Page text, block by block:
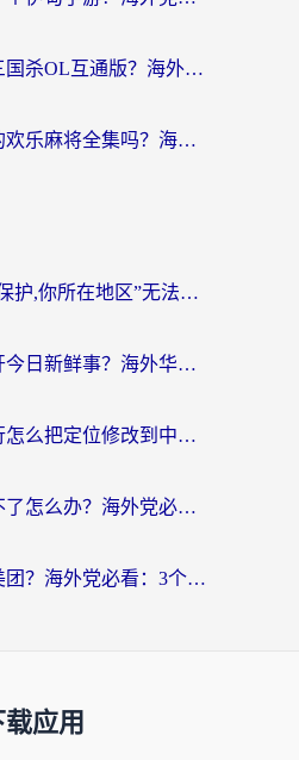
马来西亚怎么玩三国杀OL互通版？海外党必看的国服游戏加速器避坑指南
国外可以玩国内的欢乐麻将全集吗？海外党亲测有效的国服游戏加速指南
“网易云由于版权保护,你所在地区”无法播放？海外党听国内音乐听书的加速器选择指南
柬埔寨怎么打不开今日新鲜事？海外华人追剧看新闻的加速器选择指南
在日本用交通银行怎么把定位修改到中国国内？海外党必备实用指南（附追剧支付社交全解）
小红书在英国用不了怎么办？海外党必看的回国加速解决方案
台湾怎么打不开美团？海外党必看：3个实用技巧解决国内App地区限制难题
载应用